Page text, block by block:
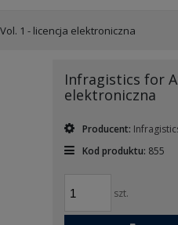
1 - licencja elektroniczna
Infragistics for
elektroniczna
Producent:
Kod produktu: 855
szt.